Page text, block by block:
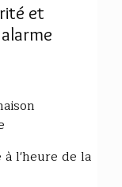
et
l'heure de la